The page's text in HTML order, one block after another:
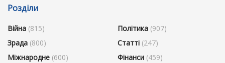
Розділи
Війна (815)
Зрада (800)
Міжнародне (600)
Політика (907)
Статті (247)
Фінанси (459)